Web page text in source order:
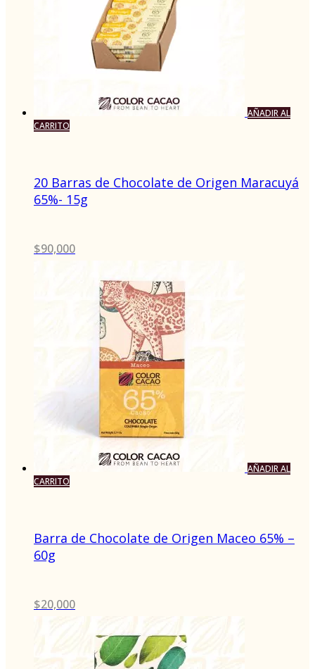
AÑADIR AL
CARRITO
20 Barras de Chocolate de Origen Maracuyá
65%- 15g
$90,000
AÑADIR AL
CARRITO
Barra de Chocolate de Origen Maceo 65% –
60g
$20,000